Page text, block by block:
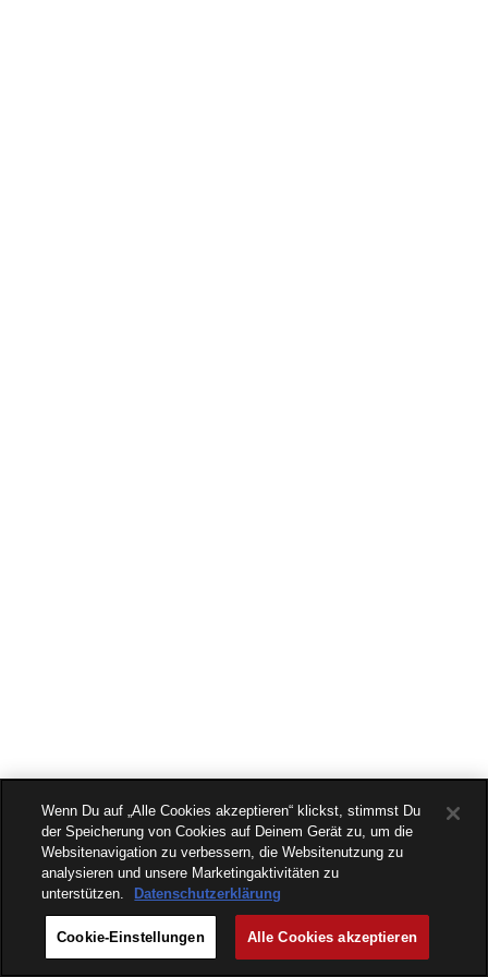
Wenn Du auf „Alle Cookies akzeptieren“ klickst, stimmst Du
der Speicherung von Cookies auf Deinem Gerät zu, um die
Websitenavigation zu verbessern, die Websitenutzung zu
analysieren und unsere Marketingaktivitäten zu
unterstützen.
Datenschutzerklärung
Cookie-Einstellungen Alle Cookies akzeptieren